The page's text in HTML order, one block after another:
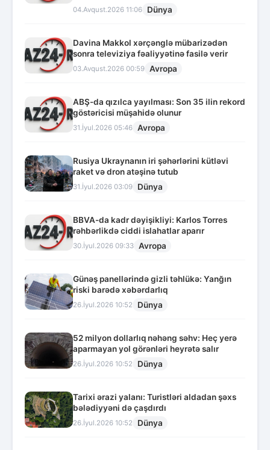
04.Avqust.2026 11:06 Dünya
Davina Makkol xərçənglə mübarizədən
sonra televiziya fəaliyyətinə fasilə verir
03.Avqust.2026 00:59 Avropa
ABŞ-da qızılca yayılması: Son 35 ilin rekord
göstəricisi müşahidə olunur
31.İyul.2026 05:46 Avropa
Rusiya Ukraynanın iri şəhərlərini kütləvi
raket və dron atəşinə tutub
31.İyul.2026 03:09 Dünya
BBVA-da kadr dəyişikliyi: Karlos Torres
rəhbərlikdə ciddi islahatlar aparır
30.İyul.2026 09:33 Avropa
Günəş panellərində gizli təhlükə: Yanğın
riski barədə xəbərdarlıq
26.İyul.2026 10:52 Dünya
52 milyon dollarlıq nəhəng səhv: Heç yerə
aparmayan yol görənləri heyrətə salır
26.İyul.2026 10:52 Dünya
Tarixi ərazi yalanı: Turistləri aldadan şəxs
bələdiyyəni də çaşdırdı
26.İyul.2026 10:52 Dünya